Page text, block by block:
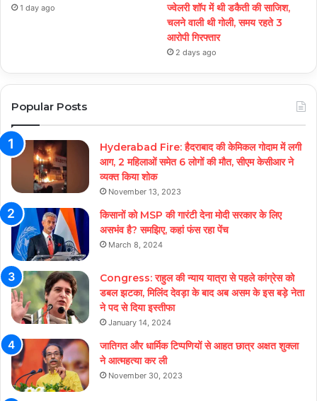
1 day ago
ज्वेलरी शॉप में थी डकैती की साजिश,
चलने वाली थी गोली, समय रहते 3
आरोपी गिरफ्तार
2 days ago
Popular Posts
Hyderabad Fire: हैदराबाद की केमिकल गोदाम में लगी
आग, 2 महिलाओं समेत 6 लोगों की मौत, सीएम केसीआर ने
व्यक्त किया शोक
November 13, 2023
किसानों को MSP की गारंटी देना मोदी सरकार के लिए
असभंव है? समझिए, कहां फंस रहा पेंच
March 8, 2024
Congress: राहुल की न्याय यात्रा से पहले कांग्रेस को
डबल झटका, मिलिंद देवड़ा के बाद अब असम के इस बड़े नेता
ने पद से दिया इस्तीफा
January 14, 2024
जातिगत और धार्मिक टिप्पणियों से आहत छात्र अक्षत शुक्ला
ने आत्महत्या कर ली
November 30, 2023